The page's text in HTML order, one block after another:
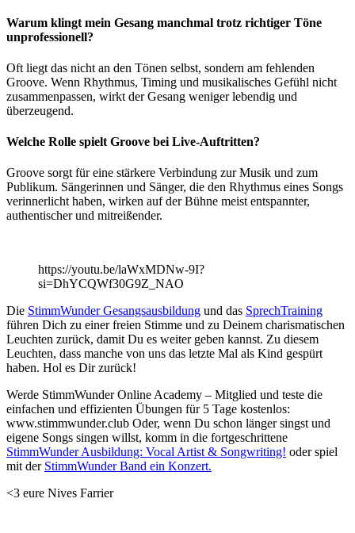
Warum klingt mein Gesang manchmal trotz richtiger Töne
unprofessionell?
Oft liegt das nicht an den Tönen selbst, sondern am fehlenden
Groove. Wenn Rhythmus, Timing und musikalisches Gefühl nicht
zusammenpassen, wirkt der Gesang weniger lebendig und
überzeugend.
Welche Rolle spielt Groove bei Live-Auftritten?
Groove sorgt für eine stärkere Verbindung zur Musik und zum
Publikum. Sängerinnen und Sänger, die den Rhythmus eines Songs
verinnerlicht haben, wirken auf der Bühne meist entspannter,
authentischer und mitreißender.
https://youtu.be/laWxMDNw-9I?
si=DhYCQWf30G9Z_NAO
Die StimmWunder Gesangsausbildung und das SprechTraining
führen Dich zu einer freien Stimme und zu Deinem charismatischen
Leuchten zurück, damit Du es weiter geben kannst. Zu diesem
Leuchten, dass manche von uns das letzte Mal als Kind gespürt
haben. Hol es Dir zurück!
Werde StimmWunder Online Academy – Mitglied und teste die
einfachen und effizienten Übungen für 5 Tage kostenlos:
www.stimmwunder.club Oder, wenn Du schon länger singst und
eigene Songs singen willst, komm in die fortgeschrittene
StimmWunder Ausbildung: Vocal Artist & Songwriting! oder spiel
mit der StimmWunder Band ein Konzert.
<3 eure Nives Farrier